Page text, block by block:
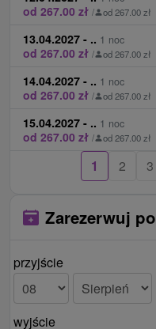
od 267.00 zł / od 267.00 zł
13.04.2027 - .. 1 noc
od 267.00 zł / od 267.00 zł
14.04.2027 - .. 1 noc
od 267.00 zł / od 267.00 zł
15.04.2027 - .. 1 noc
od 267.00 zł / od 267.00 zł
1 2 3
Zarezerwuj
przyjście
wyjście